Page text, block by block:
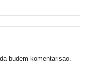
budem komentarisao.